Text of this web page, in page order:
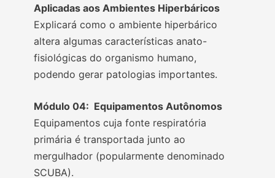
Aplicadas aos Ambientes Hiperbáricos
Explicará como o ambiente hiperbárico
altera algumas características anato-
fisiológicas do organismo humano,
podendo gerar patologias importantes.
Módulo 04: Equipamentos Autônomos
Equipamentos cuja fonte respiratória
primária é transportada junto ao
mergulhador (popularmente denominado
SCUBA).